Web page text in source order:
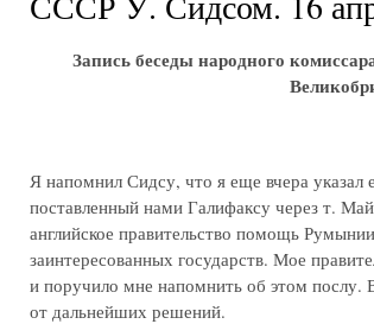
Запись беседы народного
Я напомнил Сидсу, что я еще вчера указал
поставленный нами Галифаксу через т.
английское правительство помощь
заинтересованных государств. Мое
и поручило мне напомнить об этом послу.
от дальнейших решений.